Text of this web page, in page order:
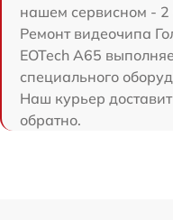
нашем сервисном - 2
Ремонт видеочипа
EOTech A65
специального
Наш курьер доставит
обратно.